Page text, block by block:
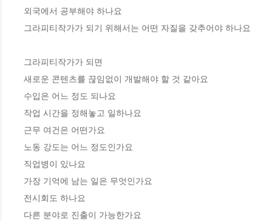
외국에서 공부해야 하나요
그라피티작가가 되기 위해서는 어떤 자질을 갖추어야 하나요
그라피티작가가 되면
새로운 콘텐츠를 끊임없이 개발해야 할 것 같아요
수입은 어느 정도 되나요
작업 시간을 정해놓고 일하나요
근무 여건은 어떤가요
노동 강도는 어느 정도인가요
직업병이 있나요
가장 기억에 남는 일은 무엇인가요
전시회도 하나요
다른 분야로 진출이 가능한가요